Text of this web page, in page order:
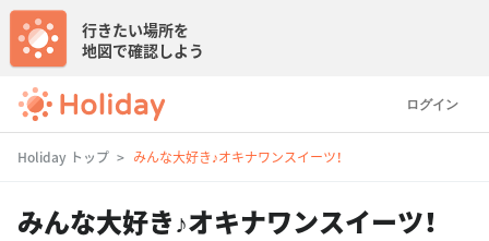
ログイン
行きたい場所を
地図で確認しよう
Holiday トップ みんな大好き♪オキナワンスイーツ！
みんな大好き♪オキナワンスイーツ！